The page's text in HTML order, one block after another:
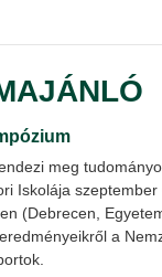
meg
Iskolája
(Debrecen,
a